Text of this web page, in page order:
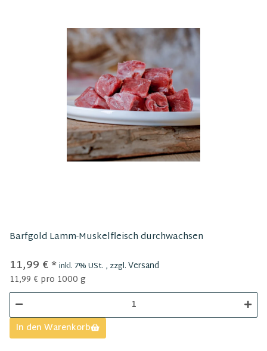
Barfgold Lamm-Muskelfleisch durchwachsen
11,99 €*inkl. 7% USt. , zzgl.Versand
11,99 € pro 1000 g
In den Warenkorb